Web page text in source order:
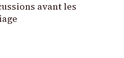
avant les